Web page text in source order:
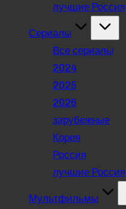
лучшие Россия
Сериалы
Все сериалы
2024
2025
2026
зарубежные
Корея
Россия
лучшие Россия
Мультфильмы